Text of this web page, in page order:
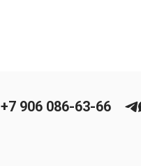
+7 906 086-63-66